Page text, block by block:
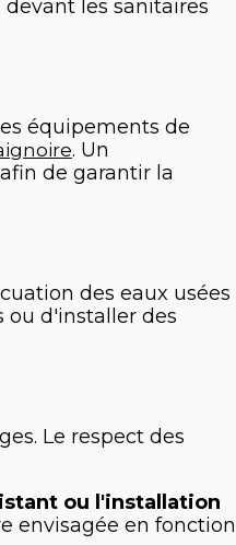
les sanitaires
équipements de
. Un
de garantir la
des eaux usées
ou d'installer des
Le respect des
ou l'installation
envisagée en fonction